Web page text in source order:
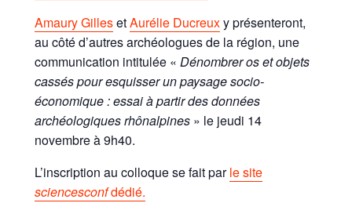
Amaury GillesetAurélie Ducreuxy présenteront,
au côté d’autres archéologues de la région, une
communication intitulée « Dénombrer os et objets
cassés pour esquisser un paysage socio-
économique : essai à partir des données
archéologiques rhônalpines » le jeudi 14
novembre à 9h40.
L’inscription au colloque se fait parle site
sciencesconfdédié.